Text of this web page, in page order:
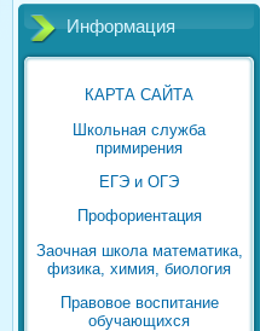
Информация
КАРТА САЙТА
Школьная служба
примирения
ЕГЭ и ОГЭ
Профориентация
Заочная школа математика,
физика, химия, биология
Правовое воспитание
обучающихся